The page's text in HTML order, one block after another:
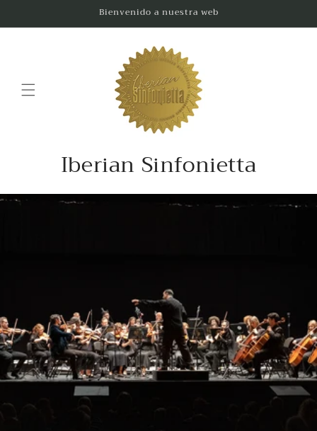
al contenido
Bienvenido a nuestra web
Iberian Sinfonietta